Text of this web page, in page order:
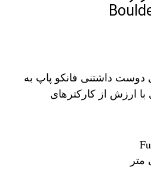
دوست داشتنی فانکو پاپ به
ارزش از کارکترهای